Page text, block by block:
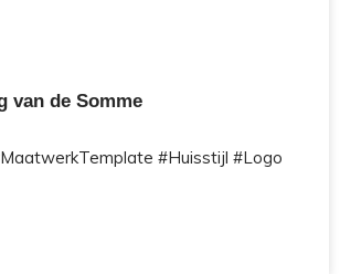
van de Somme
#Huisstijl #Logo